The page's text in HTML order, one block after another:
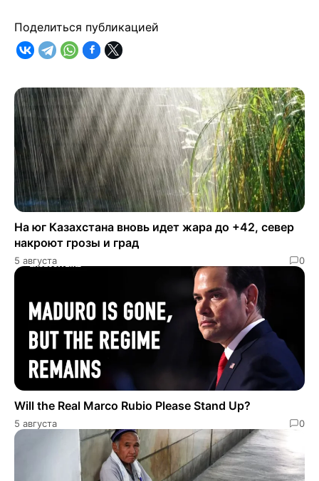
Поделиться публикацией
На юг Казахстана вновь идет жара до +42, север
накроют грозы и град
5 августа 0
Will the Real Marco Rubio Please Stand Up?
5 августа 0